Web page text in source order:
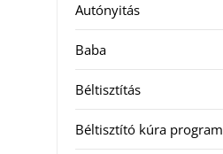
Autónyitás
Baba
Béltisztítás
Béltisztító kúra program